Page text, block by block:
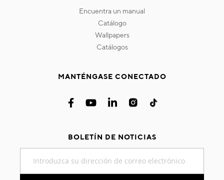
encuentra un manual
catálogo
wallpapers
catálogos
MANTÉNGASE CONECTADO
BOLETÍN DE NOTICIAS
nuestro